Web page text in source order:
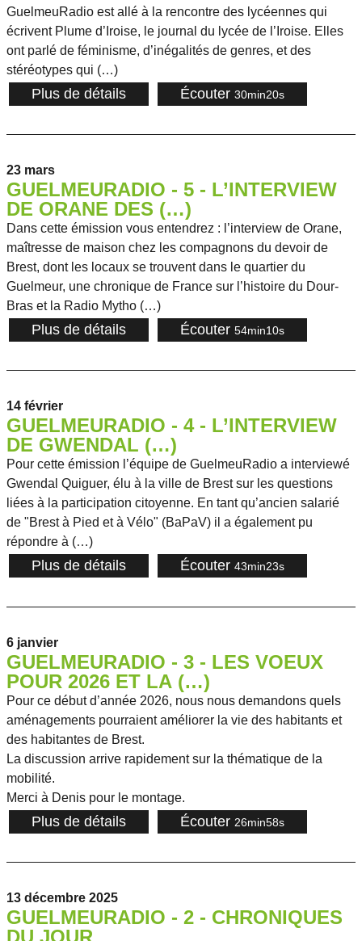
GuelmeuRadio est allé à la rencontre des lycéennes qui
écrivent Plume d’Iroise, le journal du lycée de l’Iroise. Elles
ont parlé de féminisme, d’inégalités de genres, et des
stéréotypes qui (…)
Plus de détails Écouter 30min20s
23 mars
GUELMEURADIO - 5 - L’INTERVIEW
DE ORANE DES (…)
Dans cette émission vous entendrez : l’interview de Orane,
maîtresse de maison chez les compagnons du devoir de
Brest, dont les locaux se trouvent dans le quartier du
Guelmeur, une chronique de France sur l’histoire du Dour-
Bras et la Radio Mytho (…)
Plus de détails Écouter 54min10s
14 février
GUELMEURADIO - 4 - L’INTERVIEW
DE GWENDAL (…)
Pour cette émission l’équipe de GuelmeuRadio a interviewé
Gwendal Quiguer, élu à la ville de Brest sur les questions
liées à la participation citoyenne. En tant qu’ancien salarié
de "Brest à Pied et à Vélo" (BaPaV) il a également pu
répondre à (…)
Plus de détails Écouter 43min23s
6 janvier
GUELMEURADIO - 3 - LES VOEUX
POUR 2026 ET LA (…)
Pour ce début d’année 2026, nous nous demandons quels
aménagements pourraient améliorer la vie des habitants et
des habitantes de Brest.
La discussion arrive rapidement sur la thématique de la
mobilité.
Merci à Denis pour le montage.
Plus de détails Écouter 26min58s
13 décembre 2025
GUELMEURADIO - 2 - CHRONIQUES
DU JOUR